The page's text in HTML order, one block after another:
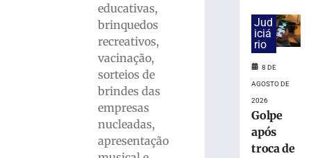
educativas,
brinquedos
recreativos,
vacinação,
sorteios de
brindes das
empresas
nucleadas,
apresentação
edição
Rodeio
Crioulo
Nacional
Jud
iciá
rio
8 DE
AGOSTO DE
2026
Golpe
após
troca de